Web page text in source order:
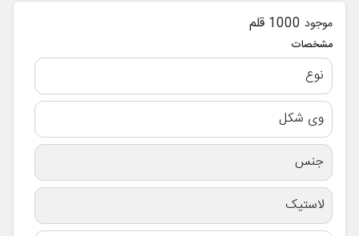
موجود 1000 قلم
مشخصات
نوع
وی شکل
جنس
لاستیک